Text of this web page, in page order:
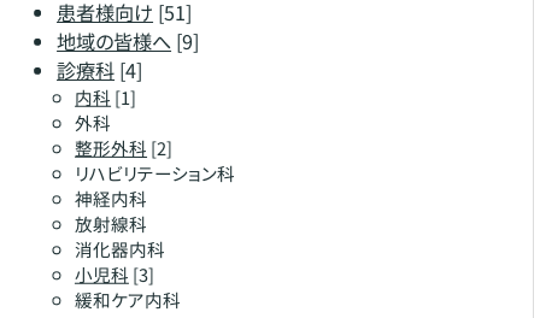
患者様向け [51]
地域の皆様へ[9]
診療科[4]
内科 [1]
外科
整形外科 [2]
リハビリテーション科
神経内科
放射線科
消化器内科
小児科 [3]
緩和ケア内科